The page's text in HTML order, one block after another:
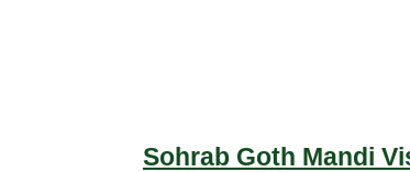
Sohrab Goth Mandi